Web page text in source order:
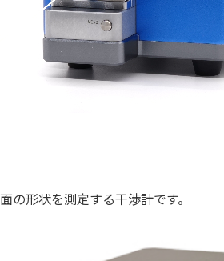
の形状を測定する干渉計です。